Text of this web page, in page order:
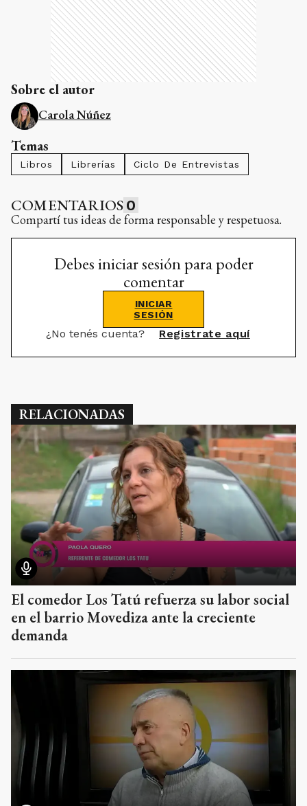
Sobre el autor
Carola Núñez
Temas
Libros Librerías Ciclo De Entrevistas
COMENTARIOS 0
Compartí tus ideas de forma responsable y respetuosa.
Debes iniciar sesión para poder
comentar
INICIAR
SESIÓN
¿No tenés cuenta? Registrate aquí
RELACIONADAS
El comedor Los Tatú refuerza su labor social
en el barrio Movediza ante la creciente
demanda